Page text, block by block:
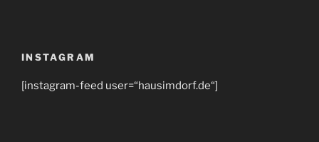
INSTAGRAM
[instagram-feed user=“hausimdorf.de“]